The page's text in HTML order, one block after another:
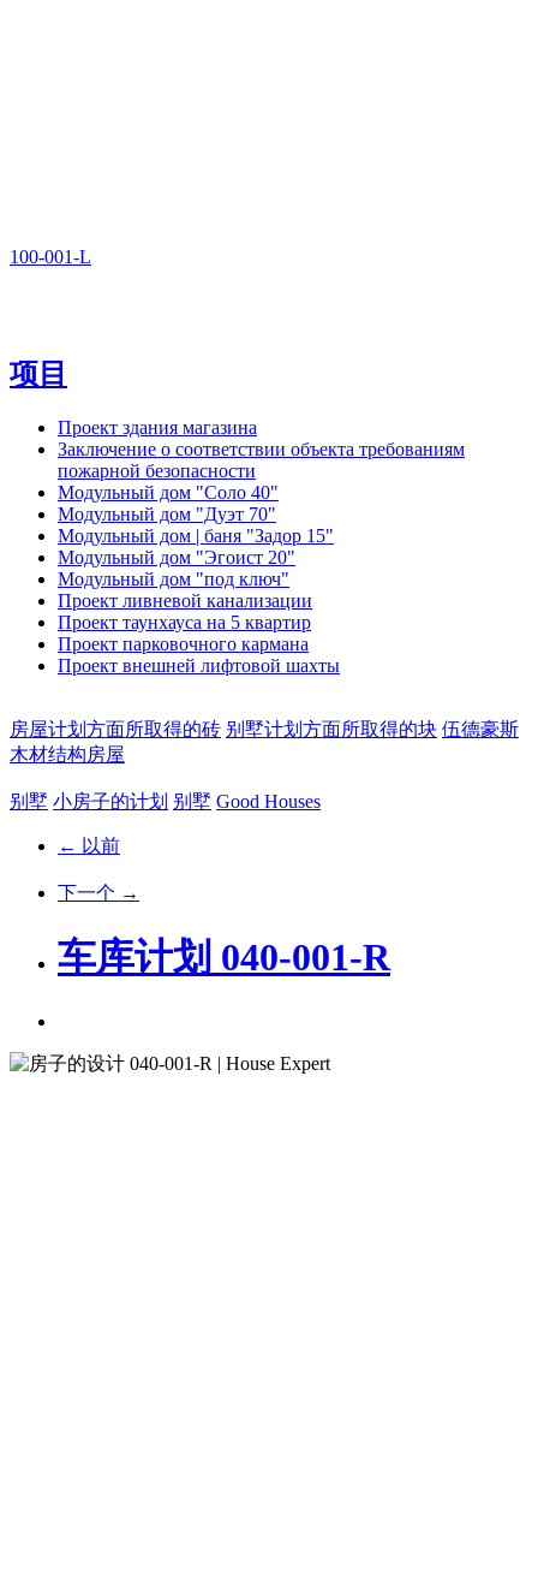
100-001-L
项目
Проект здания магазина
Заключение о соответствии объекта требованиям
пожарной безопасности
Модульный дом "Соло 40"
Модульный дом "Дуэт 70"
Модульный дом | баня "Задор 15"
Модульный дом "Эгоист 20"
Модульный дом "под ключ"
Проект ливневой канализации
Проект таунхауса на 5 квартир
Проект парковочного кармана
Проект внешней лифтовой шахты
房屋计划方面所取得的砖 别墅计划方面所取得的块 伍德豪斯
木材结构房屋
别墅 小房子的计划 别墅 Good Houses
← 以前
下一个 →
车库计划 040-001-R